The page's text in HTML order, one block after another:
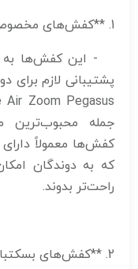
1. **کفش‌های مخصوص دویدن**
- این کفش‌ها به
پشتیبانی لازم برای
جمله
کفش‌ها معمولاً
که به دوندگان
راحت‌تر بدوند.
2. **کفش‌های بسکتبال**